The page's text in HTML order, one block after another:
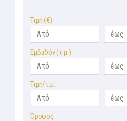
Τιμή (€)
Εμβαδόν (τ.μ.)
Τιμή/τ.μ.
Όροφος